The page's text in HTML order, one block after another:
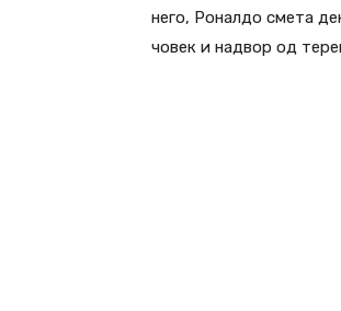
него, Роналдо смета
човек и надвор од